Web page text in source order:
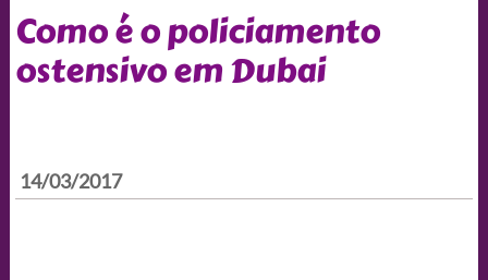
Como é o policiamento
ostensivo em Dubai
14/03/2017